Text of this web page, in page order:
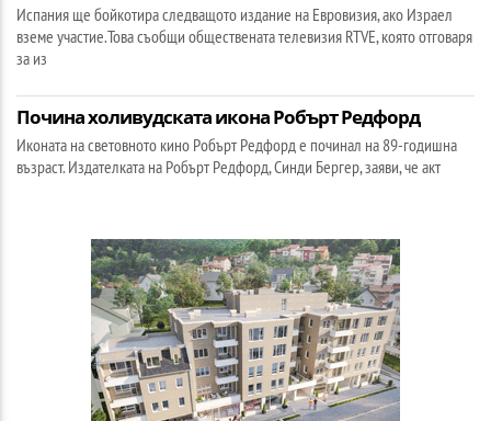
Испания ще бойкотира следващото издание на Евровизия, ако Израел
вземе участие.Това съобщи обществената телевизия RTVE, която отговаря
за из
Почина холивудската икона Робърт Редфорд
Иконата на световното кино Робърт Редфорд е починал на 89-годишна
възраст. Издателката на Робърт Редфорд, Синди Бергер, заяви, че акт